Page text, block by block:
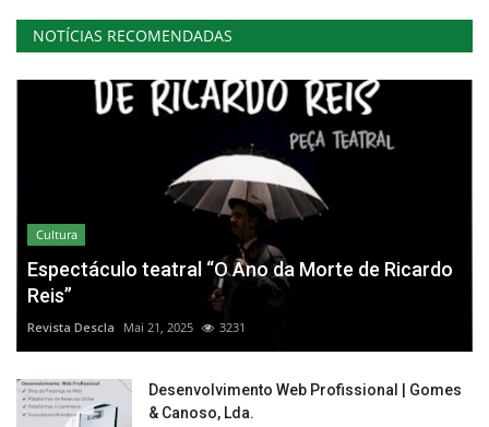
NOTÍCIAS RECOMENDADAS
Cultura
Espectáculo teatral “O Ano da Morte de Ricardo
Reis”
Revista Descla Mai 21, 2025 3231
Desenvolvimento Web Profissional | Gomes
& Canoso, Lda.